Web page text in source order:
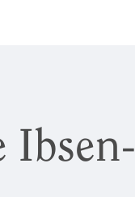
Ibsen-